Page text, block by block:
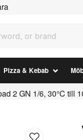
Pizza & Kebab
2 GN 1/6, 30°C till